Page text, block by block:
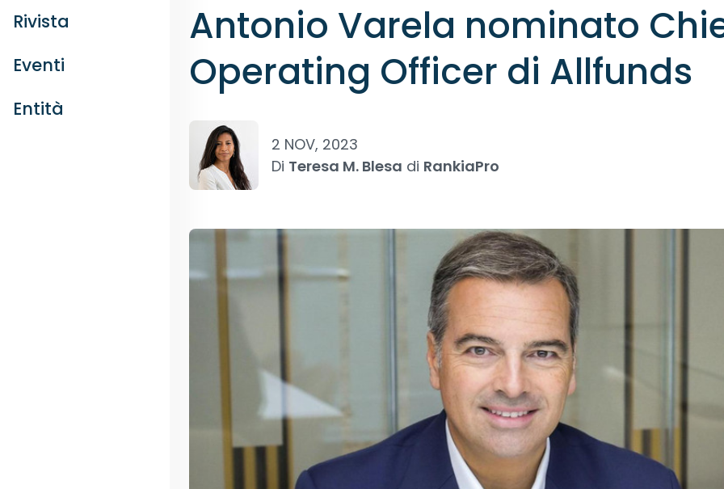
Rivista
Eventi
Entità
Antonio Varela nominato
Operating Officer di Allfunds
2 NOV, 2023
Di Teresa M. Blesa di RankiaPro